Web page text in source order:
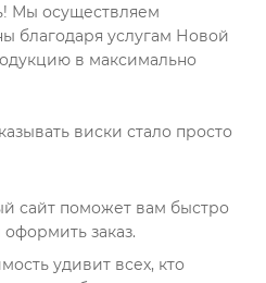
Мы осуществляем
благодаря услугам Новой
в максимально
виски стало просто
сайт поможет вам быстро
заказ.
удивит всех, кто